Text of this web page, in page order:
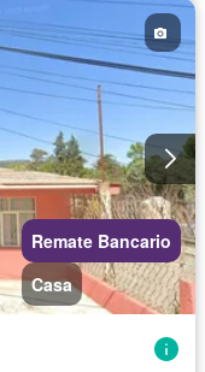
Remate Bancario
Casa